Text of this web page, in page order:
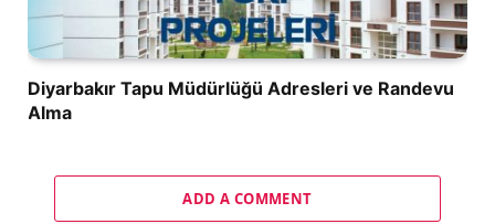
Diyarbakır Tapu Müdürlüğü Adresleri ve Randevu
Alma
ADD A COMMENT